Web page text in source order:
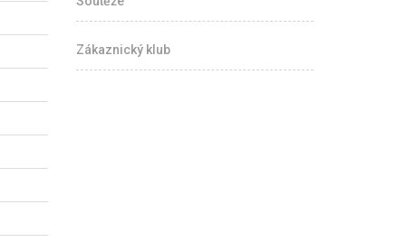
Zákaznický klub